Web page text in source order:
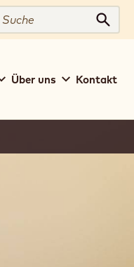
Suche
Über uns Kontakt